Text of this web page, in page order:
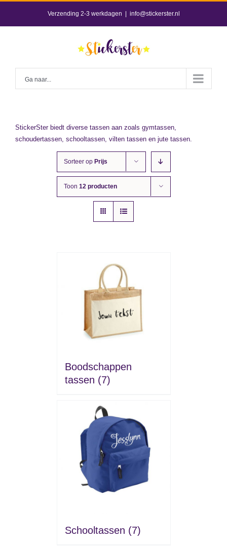
content
Verzending 2-3 werkdagen info@stickerster.nl
Ga naar...
StickerSter biedt diverse tassen aan zoals gymtassen,
schoudertassen, schooltassen, vilten tassen en jute tassen.
Sorteer op Prijs
Toon 12 producten
Boodschappen
tassen (7)
Schooltassen (7)